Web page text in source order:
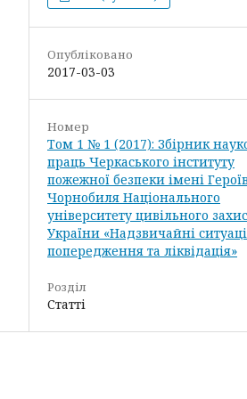
Опубліковано
2017-03-03
Номер
Том 1 № 1 (2017): Збірник
праць Черкаського інституту
пожежної безпеки імені Героїв
Чорнобиля Національного
університету цивільного
України «Надзвичайні
попередження та ліквідація»
Розділ
Статті